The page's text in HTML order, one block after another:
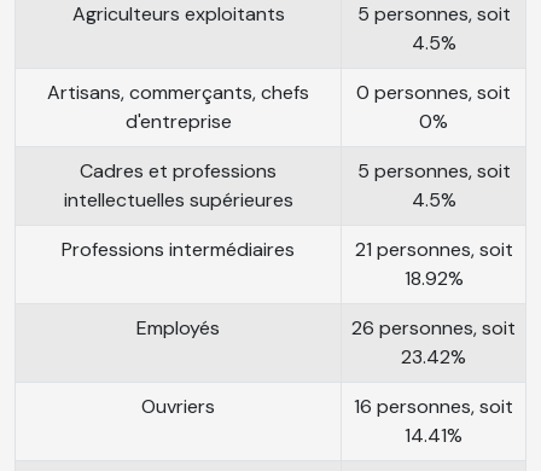
Agriculteurs exploitants
5 personnes, soit
4.5%
Artisans, commerçants, chefs
d'entreprise
0 personnes, soit
0%
Cadres et professions
intellectuelles supérieures
5 personnes, soit
4.5%
Professions intermédiaires
21 personnes, soit
18.92%
Employés
26 personnes, soit
23.42%
Ouvriers
16 personnes, soit
14.41%